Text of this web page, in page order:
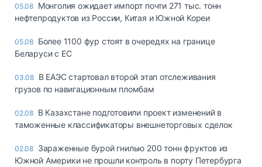
05.08 Монголия ожидает импорт почти 271 тыс. тонн
нефтепродуктов из России, Китая и Южной Кореи
05.08 Более 1100 фур стоят в очередях на границе
Беларуси с ЕС
03.08 В ЕАЭС стартовал второй этап отслеживания
грузов по навигационным пломбам
02.08 В Казахстане подготовили проект изменений в
таможенные классификаторы внешнеторговых сделок
02.08 Зараженные бурой гнилью 200 тонн фруктов из
Южной Америки не прошли контроль в порту Петербурга